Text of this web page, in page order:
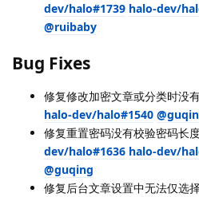
dev/halo#1739 halo-dev/
@ruibaby
Bug Fixes
修复修改加密文章或分类时没
halo-dev/halo#1540
修复重置密码没有校验密码长
dev/halo#1636 halo-dev/
@guqing
修复后台文章设置中无法仅选